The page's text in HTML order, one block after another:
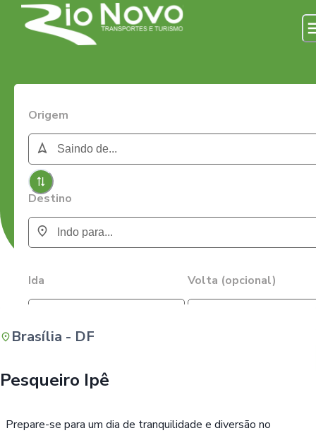
Origem
Destino
Ida Volta (opcional)
Brasília - DF
Pesqueiro Ipê
Prepare-se para um dia de tranquilidade e diversão no